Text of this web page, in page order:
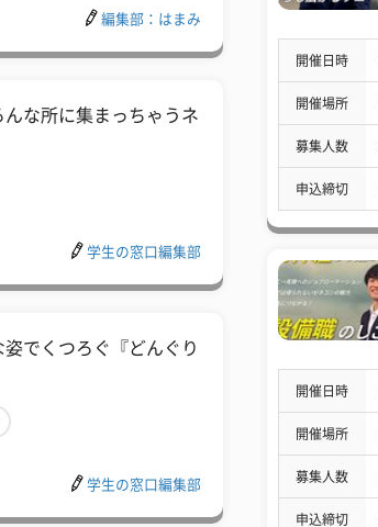
編集部：はまみ
な所に集まっちゃうネ
学生の窓口編集部
でくつろぐ『どんぐり
学生の窓口編集部
開催日時
開催場所
募集人数
申込締切
開催日時
開催場所
募集人数
申込締切